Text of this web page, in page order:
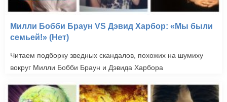
Милли Бобби Браун VS Дэвид Харбор: «Мы были
семьей!» (Нет)
Читаем подборку зведных скандалов, похожих на шумиху
вокруг Милли Бобби Браун и Дэвида Харбора